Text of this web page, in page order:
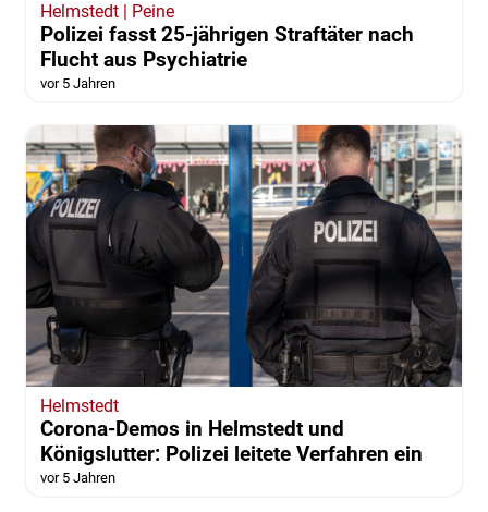
Helmstedt | Peine
Polizei fasst 25-jährigen Straftäter nach
Flucht aus Psychiatrie
vor 5 Jahren
Helmstedt
Corona-Demos in Helmstedt und
Königslutter: Polizei leitete Verfahren ein
vor 5 Jahren